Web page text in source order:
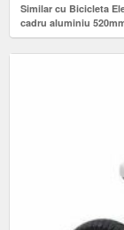
Similar cu Bicicleta
cadru aluminiu